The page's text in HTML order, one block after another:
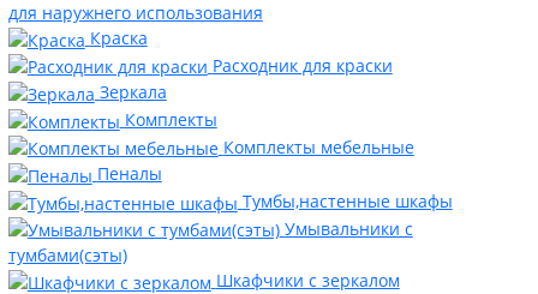
для наружнего использования
Краска
Расходник для краски
Зеркала
Комплекты
Комплекты мебельные
Пеналы
Тумбы,настенные шкафы
Умывальники с
тумбами(сэты)
Шкафчики с зеркалом